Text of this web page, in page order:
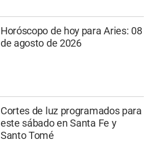
Horóscopo de hoy para Aries: 08
de agosto de 2026
Cortes de luz programados para
este sábado en Santa Fe y
Santo Tomé